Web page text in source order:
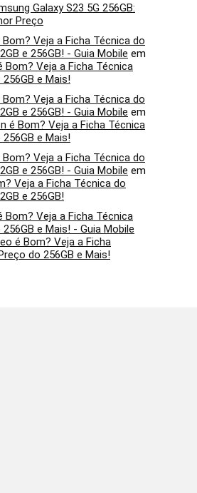
Galaxy S23 5G 256GB:
Preço
Veja a Ficha Técnica do
e 256GB! - Guia Mobile em
Bom? Veja a Ficha Técnica
e Mais!
Veja a Ficha Técnica do
e 256GB! - Guia Mobile em
é Bom? Veja a Ficha Técnica
e Mais!
Veja a Ficha Técnica do
e 256GB! - Guia Mobile em
Veja a Ficha Técnica do
e 256GB!
Bom? Veja a Ficha Técnica
e Mais! - Guia Mobile
é Bom? Veja a Ficha
do 256GB e Mais!